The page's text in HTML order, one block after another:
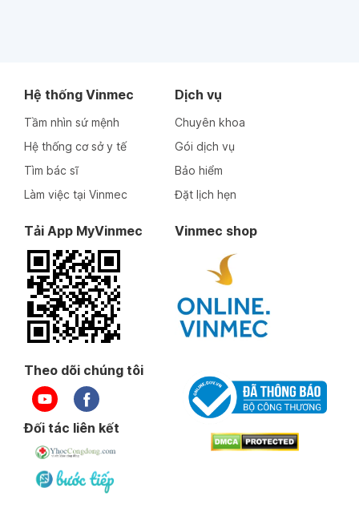
Hệ thống Vinmec
Tầm nhìn sứ mệnh
Hệ thống cơ sở y tế
Tìm bác sĩ
Làm việc tại Vinmec
Dịch vụ
Chuyên khoa
Gói dịch vụ
Bảo hiểm
Đặt lịch hẹn
Tải App MyVinmec Vinmec shop
Theo dõi chúng tôi
Đối tác liên kết